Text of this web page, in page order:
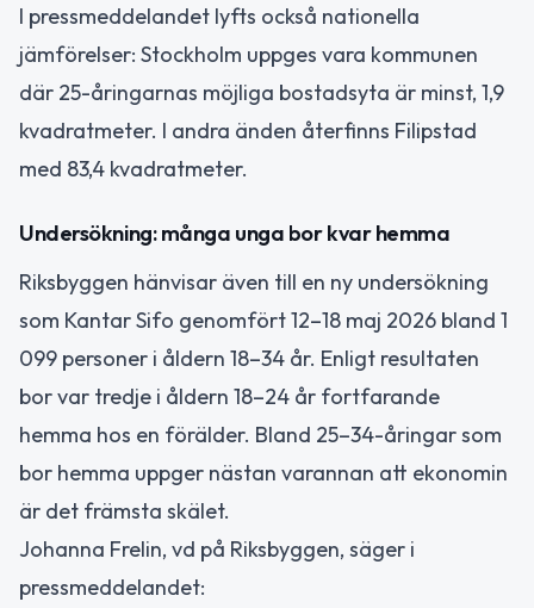
I pressmeddelandet lyfts också nationella
jämförelser: Stockholm uppges vara kommunen
där 25-åringarnas möjliga bostadsyta är minst, 1,9
kvadratmeter. I andra änden återfinns Filipstad
med 83,4 kvadratmeter.
Undersökning: många unga bor kvar hemma
Riksbyggen hänvisar även till en ny undersökning
som Kantar Sifo genomfört 12–18 maj 2026 bland 1
099 personer i åldern 18–34 år. Enligt resultaten
bor var tredje i åldern 18–24 år fortfarande
hemma hos en förälder. Bland 25–34-åringar som
bor hemma uppger nästan varannan att ekonomin
är det främsta skälet.
Johanna Frelin, vd på Riksbyggen, säger i
pressmeddelandet: